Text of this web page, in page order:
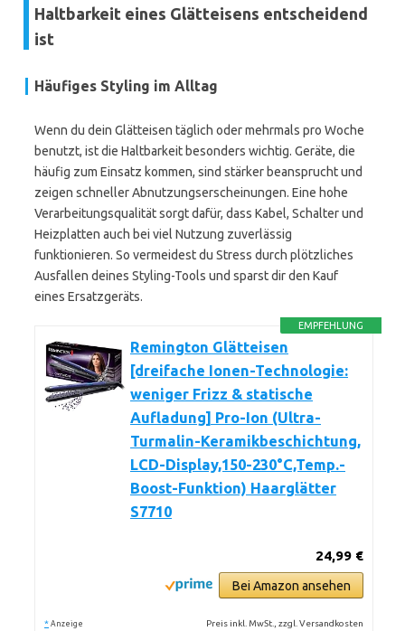
Haltbarkeit eines Glätteisens entscheidend
ist
Häufiges Styling im Alltag
Wenn du dein Glätteisen täglich oder mehrmals pro Woche
benutzt, ist die Haltbarkeit besonders wichtig. Geräte, die
häufig zum Einsatz kommen, sind stärker beansprucht und
zeigen schneller Abnutzungserscheinungen. Eine hohe
Verarbeitungsqualität sorgt dafür, dass Kabel, Schalter und
Heizplatten auch bei viel Nutzung zuverlässig
funktionieren. So vermeidest du Stress durch plötzliches
Ausfallen deines Styling-Tools und sparst dir den Kauf
eines Ersatzgeräts.
EMPFEHLUNG
Remington Glätteisen
[dreifache Ionen-Technologie:
weniger Frizz & statische
Aufladung] Pro-Ion (Ultra-
Turmalin-Keramikbeschichtung,
LCD-Display,150-230°C,Temp.-
Boost-Funktion) Haarglätter
S7710
24,99 €
Bei Amazon ansehen
* Anzeige Preis inkl. MwSt., zzgl. Versandkosten